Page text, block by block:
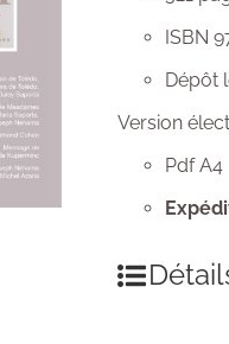
ISBN
Dépôt
Version
Pdf A4